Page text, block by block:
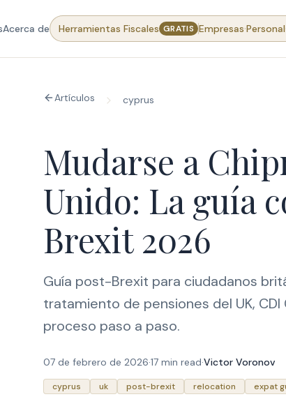
Acerca de Herramientas Fiscales GRATIS Empresas·Personal
Artículos cyprus
Mudarse a
Unido: La guía
Brexit 2026
Guía post-Brexit para ciudadanos
tratamiento de pensiones del UK,
proceso paso a paso.
07 de febrero de 2026·17 min read·Victor Voronov
cyprus uk post-brexit relocation expat